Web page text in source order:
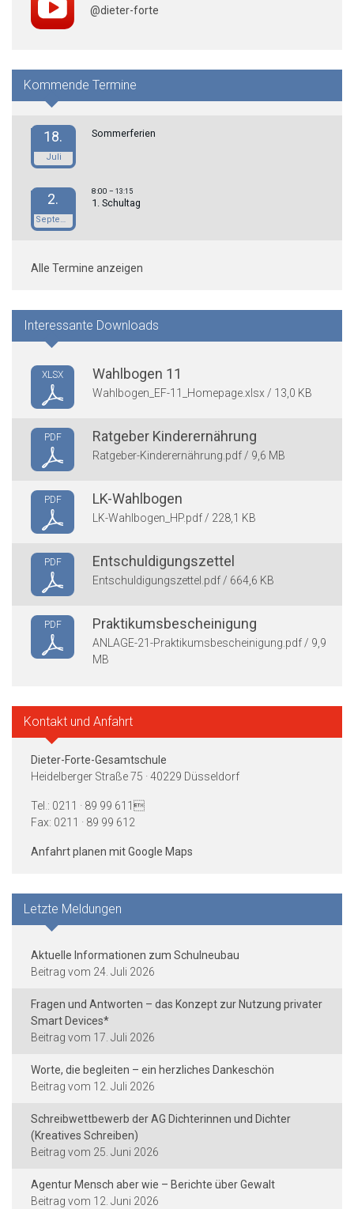
@dieter-forte
Kommende Termine
18.
Juli
Sommerferien
2.
September
8:00– 13:15
1. Schultag
Alle Termine anzeigen
Interessante Downloads
XLSX Wahlbogen 11
Wahlbogen_EF-11_Homepage.xlsx / 13,0 KB
PDF Ratgeber Kinderernährung
Ratgeber-Kinderernährung.pdf / 9,6 MB
PDF LK-Wahlbogen
LK-Wahlbogen_HP.pdf / 228,1 KB
PDF Entschuldigungszettel
Entschuldigungszettel.pdf / 664,6 KB
PDF Praktikumsbescheinigung
ANLAGE-21-Praktikumsbescheinigung.pdf / 9,9
MB
Kontakt und Anfahrt
Dieter-Forte-Gesamtschule
Heidelberger Straße 75 · 40229 Düsseldorf
Tel.: 0211 · 89 99 611
Fax: 0211 · 89 99 612
Anfahrt planen mit Google Maps
Letzte Meldungen
Aktuelle Informationen zum Schulneubau
24. Juli 2026
Fragen und Antworten – das Konzept zur Nutzung privater
Smart Devices*
17. Juli 2026
Worte, die begleiten – ein herzliches Dankeschön
12. Juli 2026
Schreibwettbewerb der AG Dichterinnen und Dichter
(Kreatives Schreiben)
25. Juni 2026
Agentur Mensch aber wie – Berichte über Gewalt
12. Juni 2026